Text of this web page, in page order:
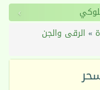
›
» الرقى والجن